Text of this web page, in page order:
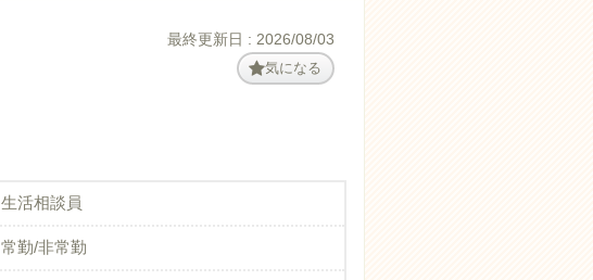
最終更新日 : 2026/08/03
気になる
生活相談員
常勤/非常勤